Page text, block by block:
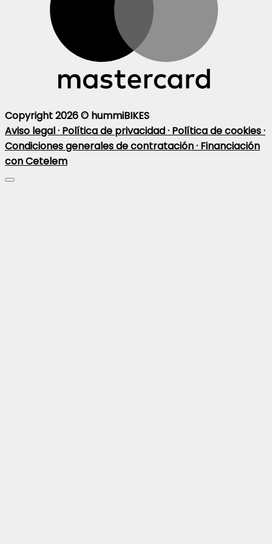
Copyright 2026 © hummiBIKES
Aviso legal · Política de privacidad · Política de cookies ·
Condiciones generales de contratación · Financiación
con Cetelem